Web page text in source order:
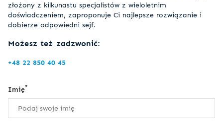
złożony z kilkunastu specjalistów z wieloletnim
doświadczeniem, zaproponuje Ci najlepsze rozwiązanie i
dobierze odpowiedni sejf.
Możesz też zadzwonić:
+48 22 850 40 45
Imię*